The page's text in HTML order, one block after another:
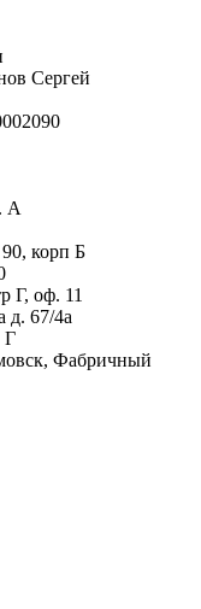
Сергей
А
корп Б
Г, оф. 11
д. 67/4а
Г
Фабричный